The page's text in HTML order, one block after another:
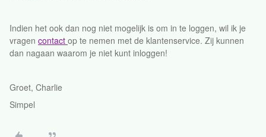
Indien het ook dan nog niet mogelijk is om in te loggen, wil ik je
vragen contact op te nemen met de klantenservice. Zij kunnen
dan nagaan waarom je niet kunt inloggen!
Groet, Charlie
Simpel